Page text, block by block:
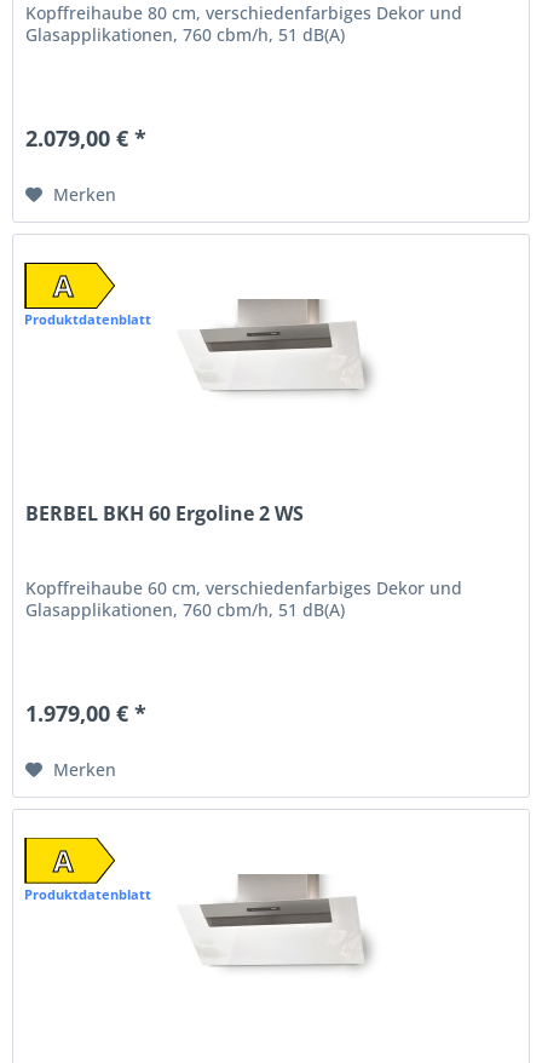
Kopffreihaube 80 cm, verschiedenfarbiges Dekor und
Glasapplikationen, 760 cbm/h, 51 dB(A)
2.079,00 € *
Merken
A
Produktdatenblatt
BERBEL BKH 60 Ergoline 2 WS
Kopffreihaube 60 cm, verschiedenfarbiges Dekor und
Glasapplikationen, 760 cbm/h, 51 dB(A)
1.979,00 € *
Merken
A
Produktdatenblatt